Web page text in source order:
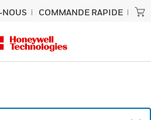
NOUS COMMANDE RAPIDE